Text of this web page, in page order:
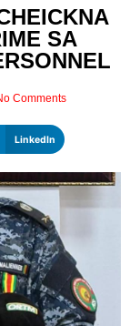
SA
Comments
LinkedIn